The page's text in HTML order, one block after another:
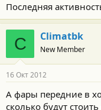
Последняя
C Climatbk
New Member
16 Окт 2012
А фары передние в
сколько будут